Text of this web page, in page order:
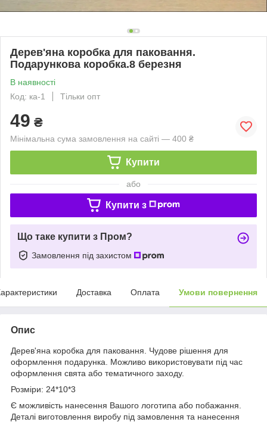
Дерев'яна коробка для паковання.
Подарункова коробка.8 березня
В наявності
Код: ка-1
Тільки опт
49 ₴
Мінімальна сума замовлення на сайті — 400 ₴
Купити
або
Купити з
Що таке купити з Пром?
Замовлення під захистом
Доставка Оплата Умови повернення
Опис
Дерев'яна коробка для паковання. Чудове рішення для
оформлення подарунка. Можливо використовувати під час
оформлення свята або тематичного заходу.
Розміри: 24*10*3
Є можливість нанесення Вашого логотипа або побажання.
Деталі виготовлення виробу під замовлення та нанесення